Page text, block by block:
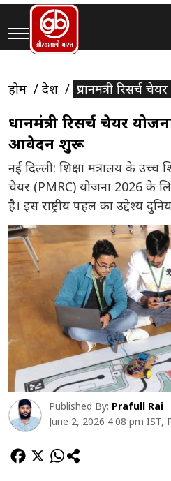
होम देश प्रधानमंत्री
प्रधानमंत्री रिसर्च चेयर
आवेदन शुरू
नई दिल्ली: शिक्षा मंत्रालय के उच्च
चेयर (PMRC) योजना 2026 के
है। इस राष्ट्रीय पहल का उद्देश्य
के प्रतिभाशाली वैज्ञानिकों,
पेशेवरों को भारत के प्रमुख
जोड़ना है, ताकि देश में […]
Published By: Prafull Rai
June 2, 2026 4:08 pm